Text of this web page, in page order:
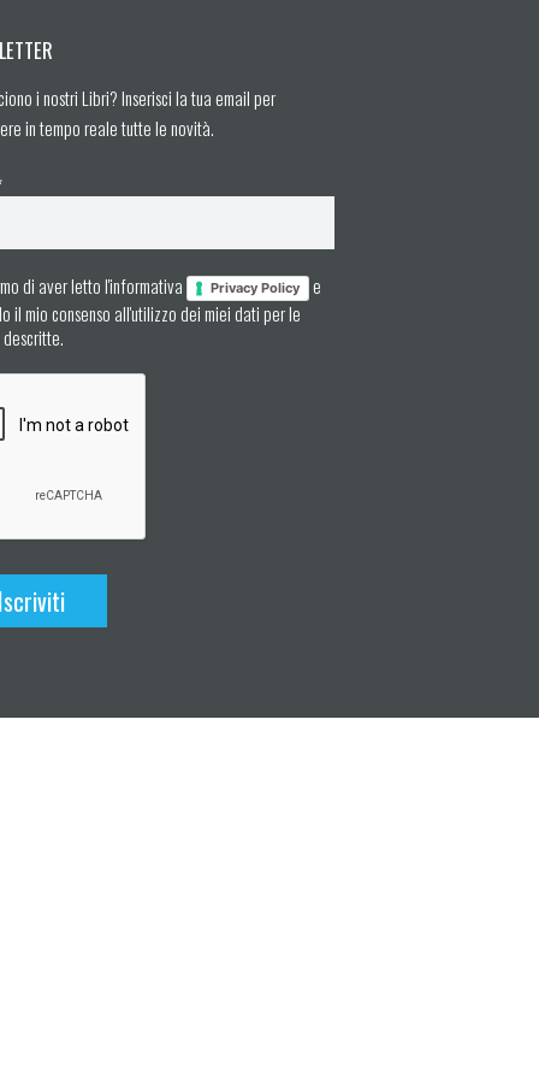
i nostri Libri? Inserisci la tua email per
in tempo reale tutte le novità.
di aver letto l'informativa Privacy Policy
e
il mio consenso all'utilizzo dei miei dati per le